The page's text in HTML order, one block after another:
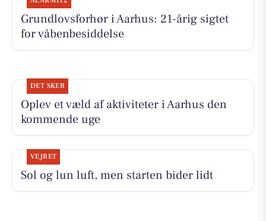
Grundlovsforhør i Aarhus: 21-årig sigtet
for våbenbesiddelse
DET SKER
Oplev et væld af aktiviteter i Aarhus den
kommende uge
VEJRET
Sol og lun luft, men starten bider lidt